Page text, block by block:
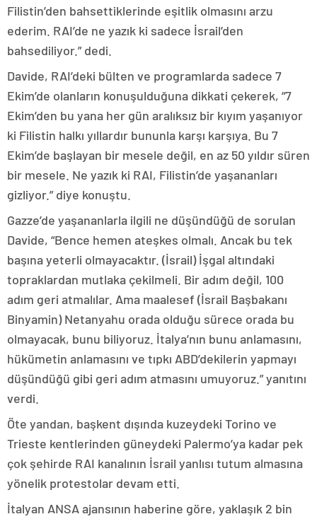
Filistin’den bahsettiklerinde eşitlik olmasını arzu
ederim. RAI’de ne yazık ki sadece İsrail’den
bahsediliyor.” dedi.
Davide, RAI’deki bülten ve programlarda sadece 7
Ekim’de olanların konuşulduğuna dikkati çekerek, “7
Ekim’den bu yana her gün aralıksız bir kıyım yaşanıyor
ki Filistin halkı yıllardır bununla karşı karşıya. Bu 7
Ekim’de başlayan bir mesele değil, en az 50 yıldır süren
bir mesele. Ne yazık ki RAI, Filistin’de yaşananları
gizliyor.” diye konuştu.
Gazze’de yaşananlarla ilgili ne düşündüğü de sorulan
Davide, “Bence hemen ateşkes olmalı. Ancak bu tek
başına yeterli olmayacaktır. (İsrail) İşgal altındaki
topraklardan mutlaka çekilmeli. Bir adım değil, 100
adım geri atmalılar. Ama maalesef (İsrail Başbakanı
Binyamin) Netanyahu orada olduğu sürece orada bu
olmayacak, bunu biliyoruz. İtalya’nın bunu anlamasını,
hükümetin anlamasını ve tıpkı ABD’dekilerin yapmayı
düşündüğü gibi geri adım atmasını umuyoruz.” yanıtını
verdi.
Öte yandan, başkent dışında kuzeydeki Torino ve
Trieste kentlerinden güneydeki Palermo’ya kadar pek
çok şehirde RAI kanalının İsrail yanlısı tutum almasına
yönelik protestolar devam etti.
İtalyan ANSA ajansının haberine göre, yaklaşık 2 bin